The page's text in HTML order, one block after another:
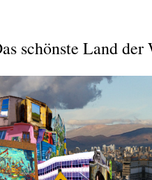
schönste Land der